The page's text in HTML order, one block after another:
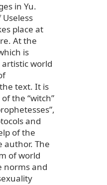
in Yu.
place at
At the
is
world
text. It is
the “witch”
and
of the
author. The
of world
norms and